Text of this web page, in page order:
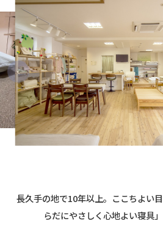
長久手の地で10年以上。ここちよい
らだにやさしく心地よい寝具」